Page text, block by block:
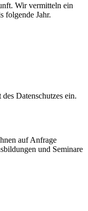
Wir vermitteln ein
folgende Jahr.
Datenschutzes ein.
auf Anfrage
und Seminare